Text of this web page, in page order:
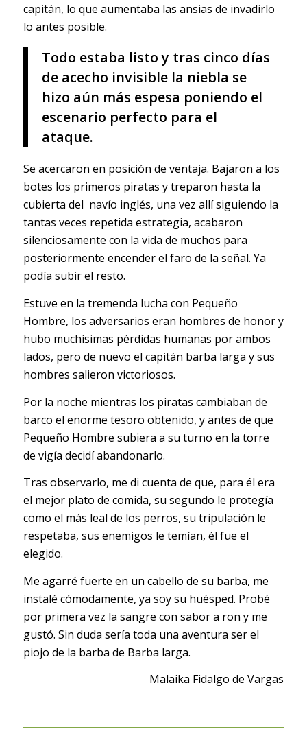
capitán, lo que aumentaba las ansias de invadirlo
lo antes posible.
Todo estaba listo y tras cinco días
de acecho invisible la niebla se
hizo aún más espesa poniendo el
escenario perfecto para el
ataque.
Se acercaron en posición de ventaja. Bajaron a los
botes los primeros piratas y treparon hasta la
cubierta del navío inglés, una vez allí siguiendo la
tantas veces repetida estrategia, acabaron
silenciosamente con la vida de muchos para
posteriormente encender el faro de la señal. Ya
podía subir el resto.
Estuve en la tremenda lucha con Pequeño
Hombre, los adversarios eran hombres de honor y
hubo muchísimas pérdidas humanas por ambos
lados, pero de nuevo el capitán barba larga y sus
hombres salieron victoriosos.
Por la noche mientras los piratas cambiaban de
barco el enorme tesoro obtenido, y antes de que
Pequeño Hombre subiera a su turno en la torre
de vigía decidí abandonarlo.
Tras observarlo, me di cuenta de que, para él era
el mejor plato de comida, su segundo le protegía
como el más leal de los perros, su tripulación le
respetaba, sus enemigos le temían, él fue el
elegido.
Me agarré fuerte en un cabello de su barba, me
instalé cómodamente, ya soy su huésped. Probé
por primera vez la sangre con sabor a ron y me
gustó. Sin duda sería toda una aventura ser el
piojo de la barba de Barba larga.
Malaika Fidalgo de Vargas